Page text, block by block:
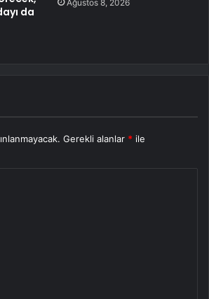
da
Ağustos 8, 2026
Gerekli alanlar * ile